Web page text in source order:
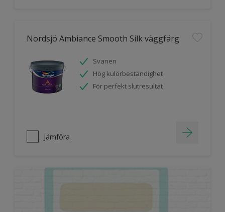
Nordsjö Ambiance Smooth Silk väggfärg
Svanen
Hög kulörbeständighet
För perfekt slutresultat
Jämföra